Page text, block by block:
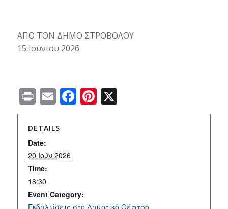
ΑΠΟ ΤΟΝ ΔΗΜΟ ΣΤΡΟΒΟΛΟΥ
15 Ιούνιου 2026
PrintEmailFacebook
Pinterest
X
DETAILS
Date:
20 Ιούν 2026
Time:
18:30
Event Category: